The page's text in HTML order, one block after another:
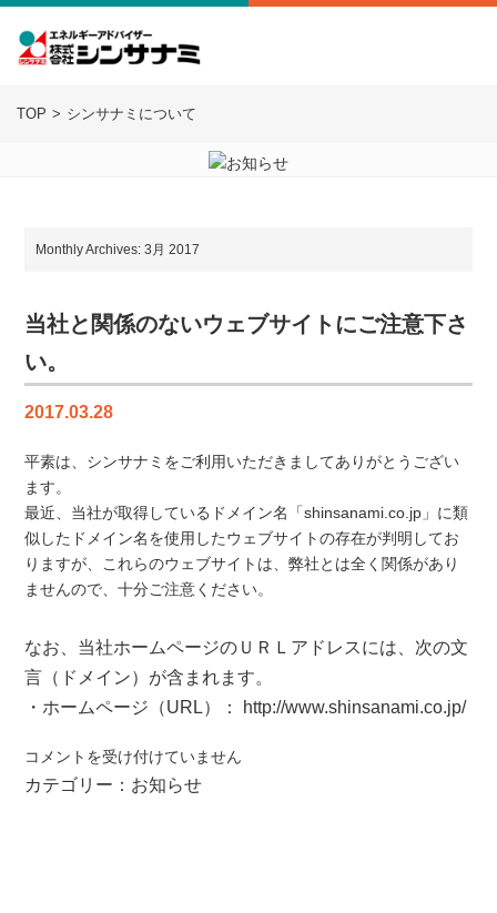
TOP シンサナミについて
Monthly Archives: 3月 2017
当社と関係のないウェブサイトにご注意下さ
い。
2017.03.28
平素は、シンサナミをご利用いただきましてありがとうござい
ます。
最近、当社が取得しているドメイン名「shinsanami.co.jp」に類
似したドメイン名を使用したウェブサイトの存在が判明してお
りますが、これらのウェブサイトは、弊社とは全く関係があり
ませんので、十分ご注意ください。
なお、当社ホームページのＵＲＬアドレスには、次の文
言（ドメイン）が含まれます。
・ホームページ（URL）： http://www.shinsanami.co.jp/
当
社
コメントを受け付けていません
カテゴリー： お知らせ